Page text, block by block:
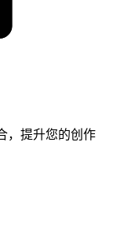
，提升您的创作